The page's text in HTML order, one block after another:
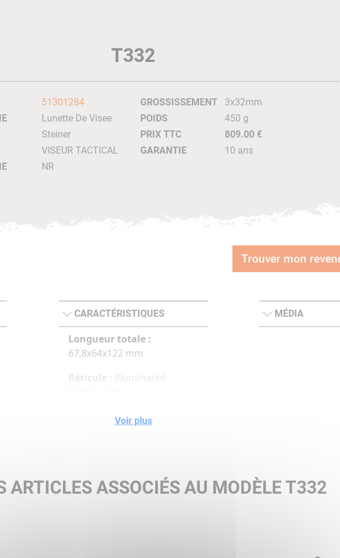
T332
51301284
Lunette De Visee
Steiner
VISEUR TACTICAL
NR
GROSSISSEMENT
3x32mm
POIDS
450 g
PRIX TTC
809.00 €
GARANTIE
10 ans
Trouver mon
CARACTÉRISTIQUES
Longueur totale :
67,8x64x122 mm
Réticule : Illuminated
10,2 mm
mm
MÉDIA
Voir plus
ARTICLES ASSOCIÉS AU MODÈLE T332